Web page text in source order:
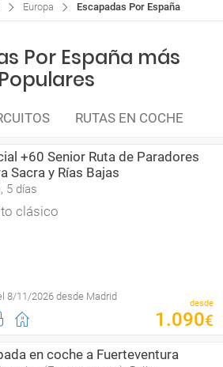
Europa Escapadas Por España
Por España más
Populares
RUTAS EN COCHE
+60 Senior Ruta de Paradores
Sacra y Rías Bajas
5 días
clásico
8/11/2026 desde Madrid
desde
1 .090€
en coche a Fuerteventura